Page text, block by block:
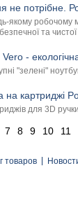
не потрібне.
якому робочому
та
-
"зелені"
на картриджі
для 3D
7 8 9 10 11
товаров